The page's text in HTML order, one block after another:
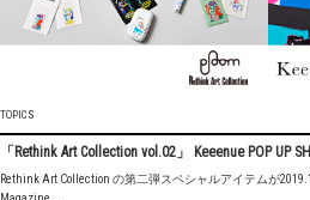
TOPICS
「Rethink Art Collection vol.02」 Keeenue POP UP
Rethink Art Collection の第二弾スペシャルアイテムが